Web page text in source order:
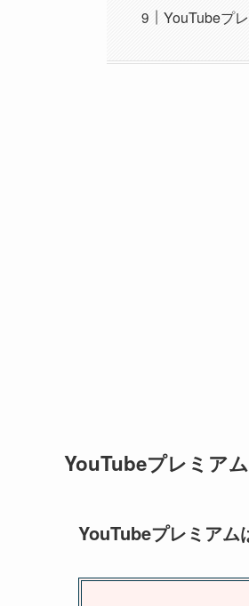
YouTubeプ
YouTubeプレミア
YouTubeプレミアム